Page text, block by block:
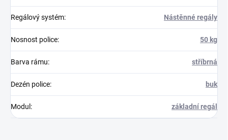
Regálový systém: Nástěnné regály
Nosnost police: 50 kg
Barva rámu: stříbrná
Dezén police: buk
Modul : základní regál